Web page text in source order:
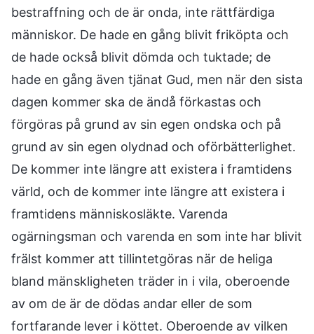
bestraffning och de är onda, inte rättfärdiga
människor. De hade en gång blivit friköpta och
de hade också blivit dömda och tuktade; de
hade en gång även tjänat Gud, men när den sista
dagen kommer ska de ändå förkastas och
förgöras på grund av sin egen ondska och på
grund av sin egen olydnad och oförbätterlighet.
De kommer inte längre att existera i framtidens
värld, och de kommer inte längre att existera i
framtidens människosläkte. Varenda
ogärningsman och varenda en som inte har blivit
frälst kommer att tillintetgöras när de heliga
bland mänskligheten träder in i vila, oberoende
av om de är de dödas andar eller de som
fortfarande lever i köttet. Oberoende av vilken